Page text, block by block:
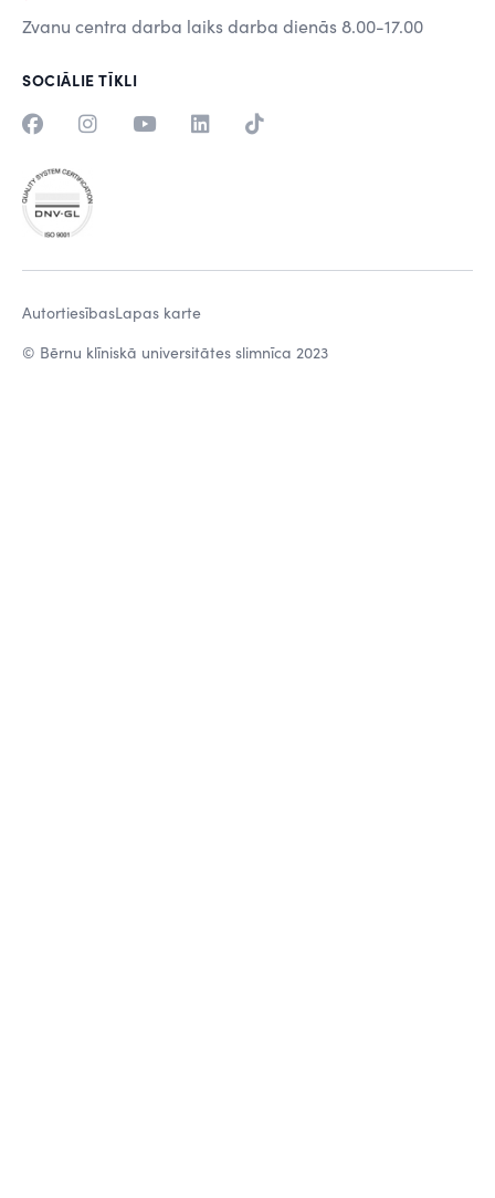
Zvanu centra darba laiks darba dienās 8.00-17.00
SOCIĀLIE TĪKLI
© Bērnu klīniskā universitātes slimnīca 2023
AutortiesībasLapas karte